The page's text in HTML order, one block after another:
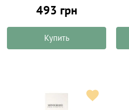
493 грн
Купить